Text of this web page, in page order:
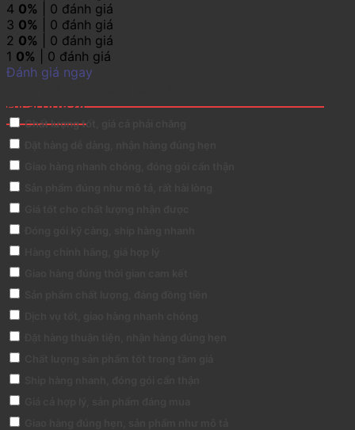
4 0% | 0 đánh giá
3 0% | 0 đánh giá
2 0% | 0 đánh giá
1 0% | 0 đánh giá
Đánh giá ngay
Focal DUA24
Chất lượng tốt, giá cả phải chăng